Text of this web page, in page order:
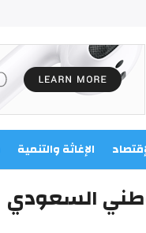
الإغاثة والتنمية
السعودي